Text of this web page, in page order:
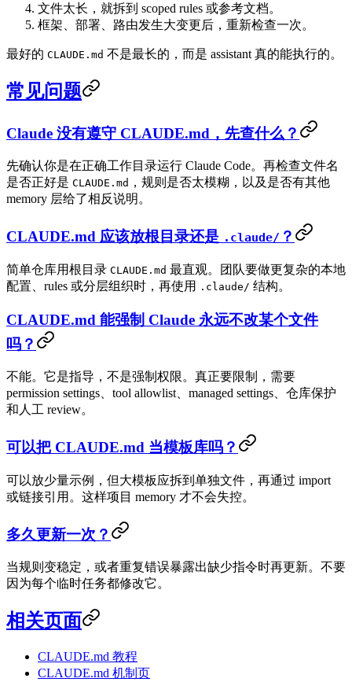
文件太长，就拆到 scoped rules 或参考文档。
框架、部署、路由发生大变更后，重新检查一次。
最好的 CLAUDE.md 不是最长的，而是 assistant 真的能执行的。
常见问题
Claude 没有遵守 CLAUDE.md，先查什么？
先确认你是在正确工作目录运行 Claude Code。再检查文件名
是否正好是 CLAUDE.md ，规则是否太模糊，以及是否有其他
memory 层给了相反说明。
CLAUDE.md 应该放根目录还是 .claude/ ？
简单仓库用根目录 CLAUDE.md 最直观。团队要做更复杂的本地
配置、rules 或分层组织时，再使用
.claude/ 结构。
CLAUDE.md 能强制 Claude 永远不改某个文件
吗？
不能。它是指导，不是强制权限。真正要限制，需要
permission settings、tool allowlist、managed settings、仓库保护
和人工 review。
可以把 CLAUDE.md 当模板库吗？
可以放少量示例，但大模板应拆到单独文件，再通过 import
或链接引用。这样项目 memory 才不会失控。
多久更新一次？
当规则变稳定，或者重复错误暴露出缺少指令时再更新。不要
因为每个临时任务都修改它。
相关页面
CLAUDE.md 教程
CLAUDE.md 机制页